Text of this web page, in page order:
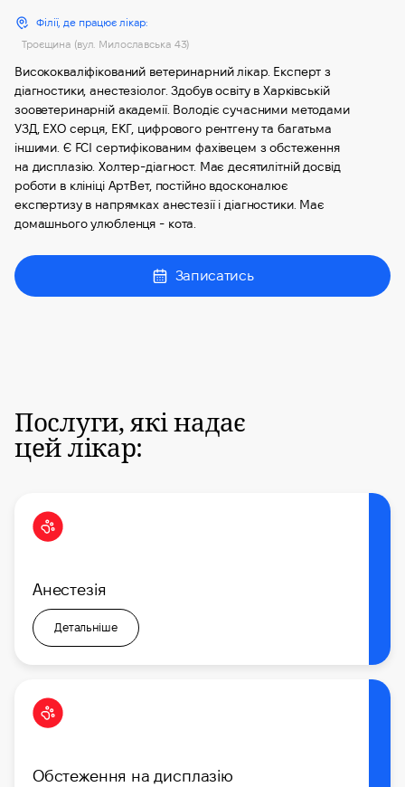
Філії, де працює лікар:
Троєщина (вул. Милославська 43)
Висококваліфікований ветеринарний лікар. Експерт з
діагностики, анестезіолог. Здобув освіту в Харківській
зооветеринарній академії. Володіє сучасними методами
УЗД, ЕХО серця, ЕКГ, цифрового рентгену та багатьма
іншими. Є FCI сертифікованим фахівецем з обстеження
на дисплазію. Холтер-діагност. Має десятилітній досвід
роботи в клініці АртВет, постійно вдосконалює
експертизу в напрямках анестезії і діагностики. Має
домашнього улюбленця - кота.
Записатись
Послуги, які надає
цей лікар:
Анестезія
Детальніше
Обстеження на дисплазію